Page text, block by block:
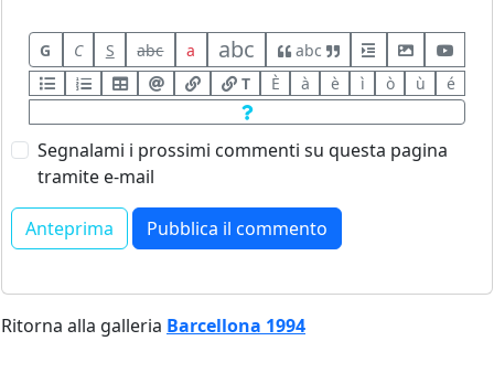
G C S abc a abc
abc
T
È à è ì ò ù é
Segnalami i prossimi commenti su questa pagina
tramite e-mail
Ritorna alla galleria Barcellona 1994